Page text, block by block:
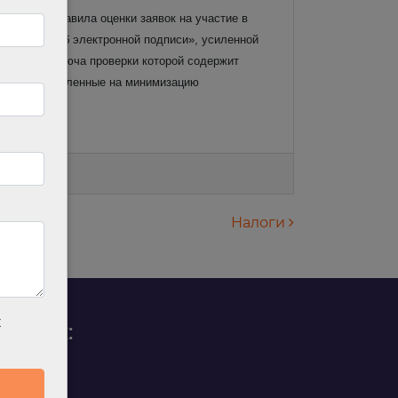
также правила оценки заявок на участие в
«Об электронной подписи», усиленной
ключа проверки которой содержит
направленные на минимизацию
Налоги
88 45